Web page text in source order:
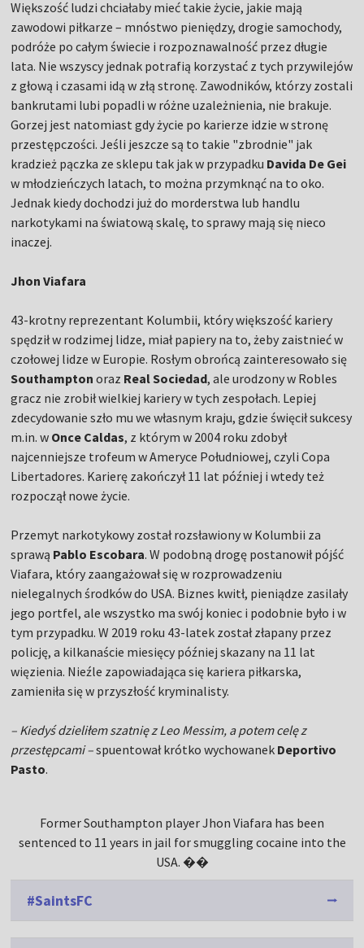
Większość ludzi chciałaby mieć takie życie, jakie mają
zawodowi piłkarze – mnóstwo pieniędzy, drogie samochody,
podróże po całym świecie i rozpoznawalność przez długie
lata. Nie wszyscy jednak potrafią korzystać z tych przywilejów
z głową i czasami idą w złą stronę. Zawodników, którzy zostali
bankrutami lubi popadli w różne uzależnienia, nie brakuje.
Gorzej jest natomiast gdy życie po karierze idzie w stronę
przestępczości. Jeśli jeszcze są to takie "zbrodnie" jak
kradzież pączka ze sklepu tak jak w przypadku Davida De Gei
w młodzieńczych latach, to można przymknąć na to oko.
Jednak kiedy dochodzi już do morderstwa lub handlu
narkotykami na światową skalę, to sprawy mają się nieco
inaczej.
Jhon Viafara
43-krotny reprezentant Kolumbii, który większość kariery
spędził w rodzimej lidze, miał papiery na to, żeby zaistnieć w
czołowej lidze w Europie. Rosłym obrońcą zainteresowało się
Southampton oraz Real Sociedad, ale urodzony w Robles
gracz nie zrobił wielkiej kariery w tych zespołach. Lepiej
zdecydowanie szło mu we własnym kraju, gdzie święcił sukcesy
m.in. w Once Caldas, z którym w 2004 roku zdobył
najcenniejsze trofeum w Ameryce Południowej, czyli Copa
Libertadores. Karierę zakończył 11 lat później i wtedy też
rozpoczął nowe życie.
Przemyt narkotykowy został rozsławiony w Kolumbii za
sprawą Pablo Escobara. W podobną drogę postanowił pójść
Viafara, który zaangażował się w rozprowadzeniu
nielegalnych środków do USA. Biznes kwitł, pieniądze zasilały
jego portfel, ale wszystko ma swój koniec i podobnie było i w
tym przypadku. W 2019 roku 43-latek został złapany przez
policję, a kilkanaście miesięcy później skazany na 11 lat
więzienia. Nieźle zapowiadająca się kariera piłkarska,
zamieniła się w przyszłość kryminalisty.
– Kiedyś dzieliłem szatnię z Leo Messim, a potem celę z
przestępcami –spuentował krótko wychowanek Deportivo
Pasto.
Former Southampton player Jhon Viafara has been
sentenced to 11 years in jail for smuggling cocaine into the
USA. ��
#SaintsFC